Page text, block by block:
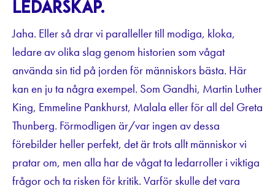
ledarskap.
Jaha. Eller så drar vi paralleller till modiga, kloka,
ledare av olika slag genom historien som vågat
använda sin tid på jorden för människors bästa. Här
kan en ju ta några exempel. Som Gandhi, Martin Luther
King, Emmeline Pankhurst, Malala eller för all del Greta
Thunberg. Förmodligen är/var ingen av dessa
förebilder heller perfekt, det är trots allt människor vi
pratar om, men alla har de vågat ta ledarroller i viktiga
frågor och ta risken för kritik. Varför skulle det vara